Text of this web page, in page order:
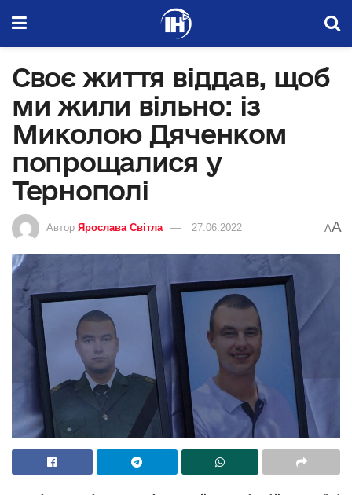
Своє життя віддав, щоб
ми жили вільно: із
Миколою Дяченком
попрощалися у
Тернополі
Автор Ярослава Світла 27.06.2022 AA